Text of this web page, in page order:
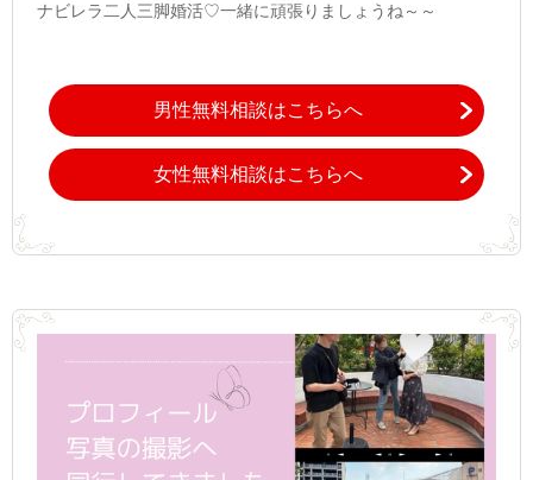
ナビレラ二人三脚婚活♡一緒に頑張りましょうね～～
男性無料相談はこちらへ
女性無料相談はこちらへ